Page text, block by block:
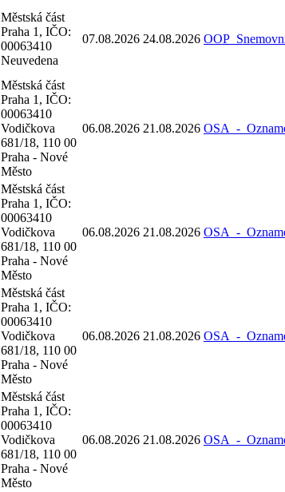
Městská část
Praha 1, IČO:
00063410
Neuvedena
07.08.2026 24.08.2026
Městská část
Praha 1, IČO:
00063410
Vodičkova
681/18, 110 00
Praha - Nové
Město
06.08.2026 21.08.2026 OSA_-
Městská část
Praha 1, IČO:
00063410
Vodičkova
681/18, 110 00
Praha - Nové
Město
06.08.2026 21.08.2026 OSA_-
Městská část
Praha 1, IČO:
00063410
Vodičkova
681/18, 110 00
Praha - Nové
Město
06.08.2026 21.08.2026 OSA_-
Městská část
Praha 1, IČO:
00063410
Vodičkova
681/18, 110 00
Praha - Nové
Město
06.08.2026 21.08.2026 OSA_-